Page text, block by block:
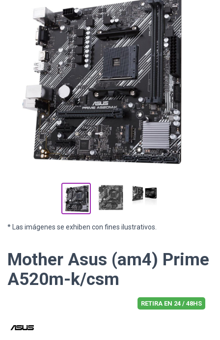
* Las imágenes se exhiben con fines ilustrativos.
Mother Asus (am4) Prime
A520m-k/csm
RETIRA EN 24 / 48HS